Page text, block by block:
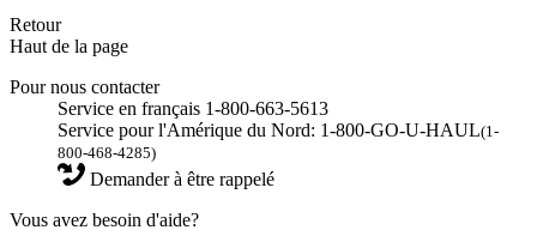
Retour
Haut de la page
Pour nous contacter
Service en français 1-800-663-5613
Service pour l'Amérique du Nord: 1-800-GO-U-HAUL(1-
800-468-4285)
Demander à être rappelé
Vous avez besoin d'aide?